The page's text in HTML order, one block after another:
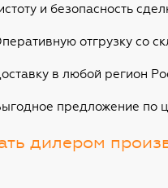
и безопасность
отгрузку со
в любой регион
предложение по
дилером